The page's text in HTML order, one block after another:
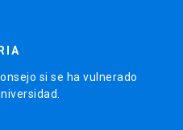
si se ha vulnerado